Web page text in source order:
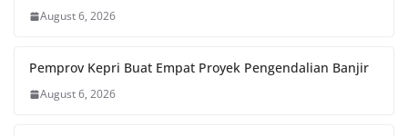
August 6, 2026
Pemprov Kepri Buat Empat Proyek Pengendalian Banjir
August 6, 2026